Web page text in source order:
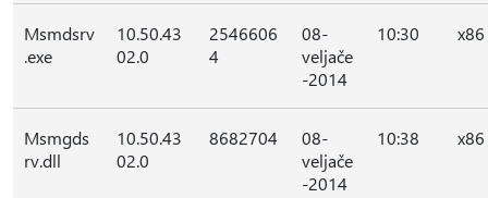
Msmdsrv
.exe
10.50.43
02.0
2546606
4
08-
veljače
-2014
10:30 x86
Msmgds
rv.dll
10.50.43
02.0
8682704
08-
veljače
-2014
10:38 x86